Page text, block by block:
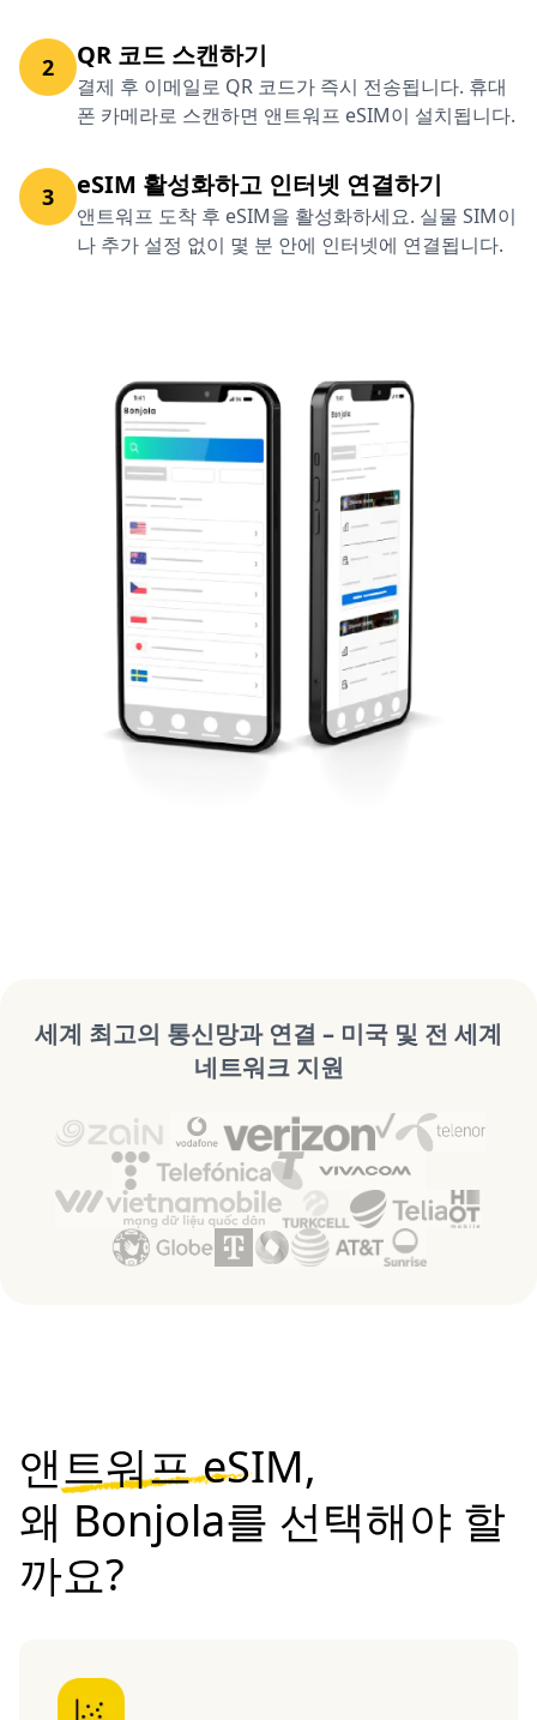
2 QR 코드 스캔하기
결제 후 이메일로 QR 코드가 즉시 전송됩니다. 휴대
폰 카메라로 스캔하면 앤트워프 eSIM이 설치됩니다.
3 eSIM 활성화하고 인터넷 연결하기
앤트워프 도착 후 eSIM을 활성화하세요. 실물 SIM이
나 추가 설정 없이 몇 분 안에 인터넷에 연결됩니다.
세계 최고의 통신망과 연결 – 미국 및 전 세계
네트워크 지원
앤트워프 eSIM,
왜 Bonjola를 선택해야 할
까요?